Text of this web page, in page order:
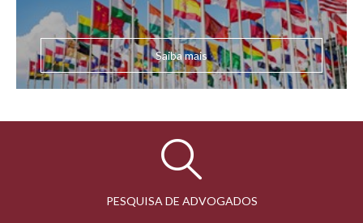
Saiba mais
PESQUISA DE ADVOGADOS